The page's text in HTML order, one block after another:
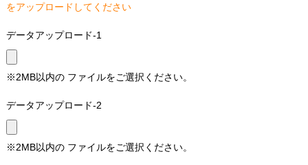
をアップロードしてください
データアップロード-1
※2MB以内の ファイルをご選択ください。
データアップロード-2
※2MB以内の ファイルをご選択ください。